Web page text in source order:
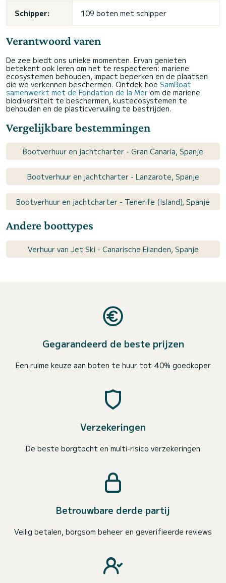
Schipper: 109 boten met schipper
Verantwoord varen
De zee biedt ons unieke momenten. Ervan genieten
betekent ook leren om het te respecteren: mariene
ecosystemen behouden, impact beperken en de plaatsen
die we verkennen beschermen. Ontdek hoe SamBoat
samenwerkt met de Fondation de la Mer om de mariene
biodiversiteit te beschermen, kustecosystemen te
behouden en de plasticvervuiling te bestrijden.
Vergelijkbare bestemmingen
Bootverhuur en jachtcharter - Gran Canaria, Spanje
Bootverhuur en jachtcharter - Lanzarote, Spanje
Bootverhuur en jachtcharter - Tenerife (Island), Spanje
Andere boottypes
Verhuur van Jet Ski - Canarische Eilanden, Spanje
Gegarandeerd de beste prijzen
Een ruime keuze aan boten te huur tot 40% goedkoper
Verzekeringen
De beste borgtocht en multi-risico verzekeringen
Betrouwbare derde partij
Veilig betalen, borgsom beheer en geverifieerde reviews